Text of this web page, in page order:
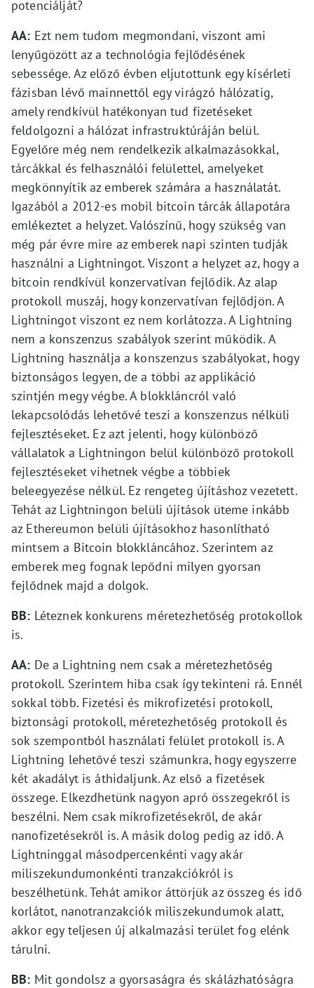
potenciálját?
AA: Ezt nem tudom megmondani, viszont ami
lenyűgözött az a technológia fejlődésének
sebessége. Az előző évben eljutottunk egy kísérleti
fázisban lévő mainnettől egy virágzó hálózatig,
amely rendkívül hatékonyan tud fizetéseket
feldolgozni a hálózat infrastruktúráján belül.
Egyelőre még nem rendelkezik alkalmazásokkal,
tárcákkal és felhasználói felülettel, amelyeket
megkönnyítik az emberek számára a használatát.
Igazából a 2012-es mobil bitcoin tárcák állapotára
emlékeztet a helyzet. Valószínű, hogy szükség van
még pár évre mire az emberek napi szinten tudják
használni a Lightningot. Viszont a helyzet az, hogy a
bitcoin rendkívül konzervatívan fejlődik. Az alap
protokoll muszáj, hogy konzervatívan fejlődjön. A
Lightningot viszont ez nem korlátozza. A Lightning
nem a konszenzus szabályok szerint működik. A
Lightning használja a konszenzus szabályokat, hogy
biztonságos legyen, de a többi az applikáció
szintjén megy végbe. A blokkláncról való
lekapcsolódás lehetővé teszi a konszenzus nélküli
fejlesztéseket. Ez azt jelenti, hogy különböző
vállalatok a Lightningon belül különböző protokoll
fejlesztéseket vihetnek végbe a többiek
beleegyezése nélkül. Ez rengeteg újításhoz vezetett.
Tehát az Lightningon belüli újítások üteme inkább
az Ethereumon belüli újításokhoz hasonlítható
mintsem a Bitcoin blokkláncához. Szerintem az
emberek meg fognak lepődni milyen gyorsan
fejlődnek majd a dolgok.
BB: Léteznek konkurens méretezhetőség protokollok
is.
AA: De a Lightning nem csak a méretezhetőség
protokoll. Szerintem hiba csak így tekinteni rá. Ennél
sokkal több. Fizetési és mikrofizetési protokoll,
biztonsági protokoll, méretezhetőség protokoll és
sok szempontból használati felület protokoll is. A
Lightning lehetővé teszi számunkra, hogy egyszerre
két akadályt is áthidaljunk. Az első a fizetések
összege. Elkezdhetünk nagyon apró összegekről is
beszélni. Nem csak mikrofizetésekről, de akár
nanofizetésekről is. A másik dolog pedig az idő. A
Lightninggal másodpercenkénti vagy akár
miliszekundumonkénti tranzakciókról is
beszélhetünk. Tehát amikor áttörjük az összeg és idő
korlátot, nanotranzakciók miliszekundumok alatt,
akkor egy teljesen új alkalmazási terület fog elénk
tárulni.
BB: Mit gondolsz a gyorsaságra és skálázhatóságra